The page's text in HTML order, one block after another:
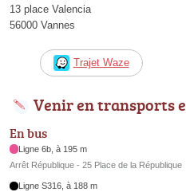
13 place Valencia
56000 Vannes
Trajet Waze
Venir en transports
En bus
Ligne 6b, à 195 m
Arrêt République - 25 Place de la République
Ligne S316, à 188 m